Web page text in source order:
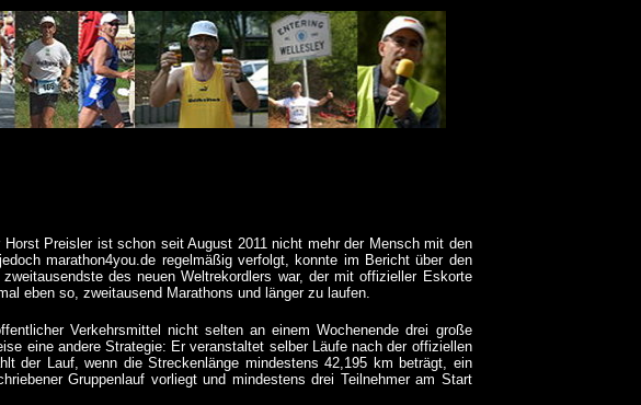
Preisler ist schon seit August 2011 nicht mehr der Mensch mit den
marathon4you.de regelmäßig verfolgt, konnte im Bericht über den
des neuen Weltrekordlers war, der mit offizieller Eskorte
eben so, zweitausend Marathons und länger zu laufen.
Verkehrsmittel nicht selten an einem Wochenende drei große
eine andere Strategie: Er veranstaltet selber Läufe nach der offiziellen
der Lauf, wenn die Streckenlänge mindestens 42,195 km beträgt, ein
Gruppenlauf vorliegt und mindestens drei Teilnehmer am Start